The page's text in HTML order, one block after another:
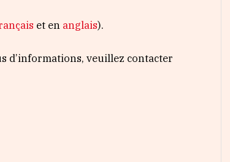
et en anglais).
d’informations, veuillez contacter